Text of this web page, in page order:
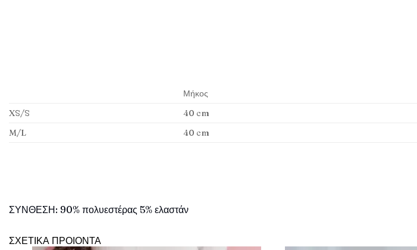
Μήκος
XS/S
40 cm
M/L
40 cm
ΣΥΝΘΕΣΗ: 90% πολυεστέρας 5% ελαστάν
ΣΧΕΤΙΚΑ ΠΡΟΙΟΝΤΑ